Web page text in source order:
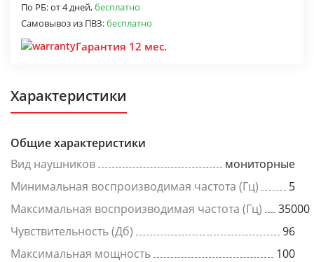
По РБ:от 4 дней,бесплатно
Самовывоз из ПВЗ:бесплатно
Гарантия 12 мес.
Характеристики
Общие характеристики
Вид наушников
мониторные
Минимальная воспроизводимая частота (Гц)
5
Максимальная воспроизводимая частота (Гц)
35000
Чувствительность (Дб)
96
Максимальная мощность
100